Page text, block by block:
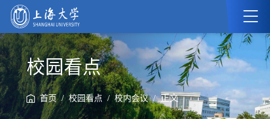
校园看点
首页/校园看点 / 校内会议/ 正文